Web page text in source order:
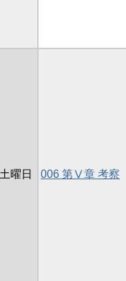
曜日 006 第Ⅴ章 考察